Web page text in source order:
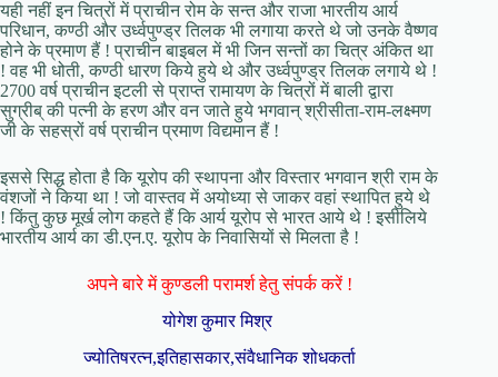
यही नहीं इन चित्रों में प्राचीन रोम के सन्त और राजा भारतीय आर्य
परिधान, कण्ठी और उर्ध्वपुण्ड्र तिलक भी लगाया करते थे जो उनके वैष्णव
होने के प्रमाण हैं ! प्राचीन बाइबल में भी जिन सन्तों का चित्र अंकित था
! वह भी धोती, कण्ठी धारण किये हुये थे और उर्ध्वपुण्ड्र तिलक लगाये थे !
2700 वर्ष प्राचीन इटली से प्राप्त रामायण के चित्रों में बाली द्वारा
सुग्रीब् की पत्नी के हरण और वन जाते हुये भगवान् श्रीसीता-राम-लक्ष्मण
जी के सहस्रों वर्ष प्राचीन प्रमाण विद्यमान हैं !
इससे सिद्ध होता है कि यूरोप की स्थापना और विस्तार भगवान श्री राम के
वंशजों ने किया था ! जो वास्तव में अयोध्या से जाकर वहां स्थापित हुये थे
! किंतु कुछ मूर्ख लोग कहते हैं कि आर्य यूरोप से भारत आये थे ! इसीलिये
भारतीय आर्य का डी.एन.ए. यूरोप के निवासियों से मिलता है !
अपने बारे में कुण्डली परामर्श हेतु संपर्क करें !
योगेश कुमार मिश्र
ज्योतिषरत्न,इतिहासकार,संवैधानिक शोधकर्ता